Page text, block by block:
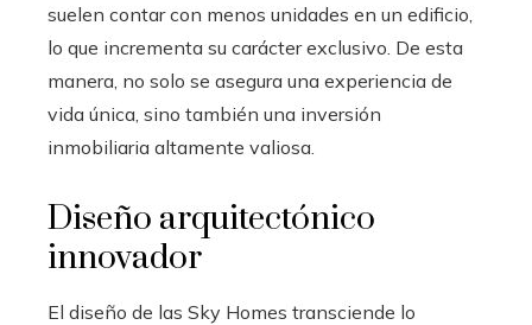
suelen contar con menos unidades en un edificio,
lo que incrementa su carácter exclusivo. De esta
manera, no solo se asegura una experiencia de
vida única, sino también una inversión
inmobiliaria altamente valiosa.
Diseño arquitectónico
innovador
El diseño de las Sky Homes transciende lo